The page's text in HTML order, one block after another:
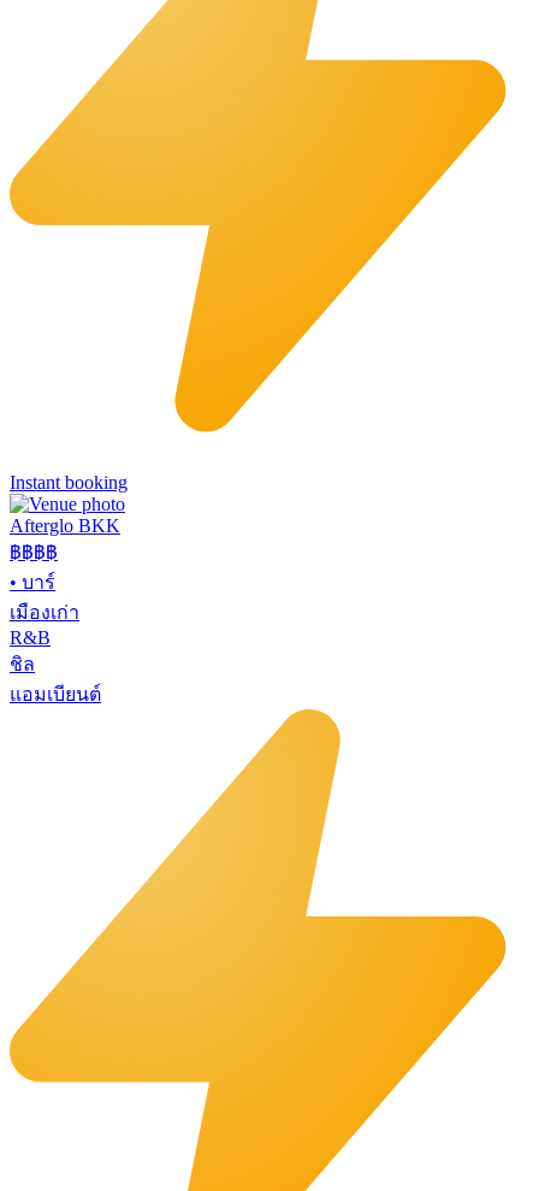
Instant booking
Afterglo BKK
฿฿฿฿
• บาร์
เมืองเก่า
R&B
ชิล
แอมเบียนต์